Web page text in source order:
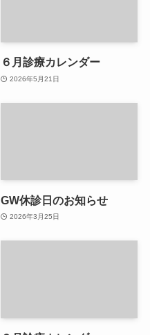
６月診療カレンダー
2026年5月21日
GW休診日のお知らせ
2026年3月25日